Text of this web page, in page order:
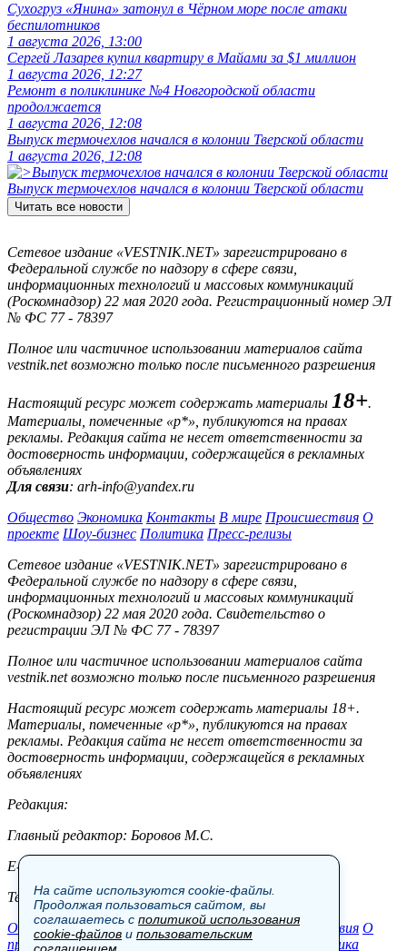
Сухогруз «Янина» затонул в Чёрном море после атаки
беспилотников
1 августа 2026, 13:00
Сергей Лазарев купил квартиру в Майами за $1 миллион
1 августа 2026, 12:27
Ремонт в поликлинике №4 Новгородской области
продолжается
1 августа 2026, 12:08
Выпуск термочехлов начался в колонии Тверской области
1 августа 2026, 12:08
Выпуск термочехлов начался в колонии Тверской области
Читать все новости
Сетевое издание «VESTNIK.NET» зарегистрировано в
Федеральной службе по надзору в сфере связи,
информационных технологий и массовых коммуникаций
(Роскомнадзор) 22 мая 2020 года. Регистрационный номер ЭЛ
№ ФС 77 - 78397
Полное или частичное использовании материалов сайта
vestnik.net возможно только после письменного разрешения
Настоящий ресурс может содержать материалы 18+.
Материалы, помеченные «р*», публикуются на правах
рекламы. Редакция сайта не несет ответственности за
достоверность информации, содержащейся в рекламных
объявлениях
Для связи: arh-info@yandex.ru
Общество Экономика Контакты В мире Происшествия О
проекте Шоу-бизнес Политика Пресс-релизы
Сетевое издание «VESTNIK.NET» зарегистрировано в
Федеральной службе по надзору в сфере связи,
информационных технологий и массовых коммуникаций
(Роскомнадзор) 22 мая 2020 года. Свидетельство о
регистрации ЭЛ № ФС 77 - 78397
Полное или частичное использовании материалов сайта
vestnik.net возможно только после письменного разрешения
Настоящий ресурс может содержать материалы 18+.
Материалы, помеченные «р*», публикуются на правах
рекламы. Редакция сайта не несет ответственности за
достоверность информации, содержащейся в рекламных
объявлениях
Редакция:
Главный редактор: Боровов М.С.
E-mail: site@vestnik.net, reb.msk@yandex.ru
Тел.: +7 (921) 720-00-97
Общество Экономика Контакты В мире Происшествия О
проекте Шоу-бизнес Политика Пресс-релизы Политика
На сайте используются cookie-файлы.
Продолжая пользоваться сайтом, вы
соглашаетесь с политикой использования
cookie-файлов и пользовательским